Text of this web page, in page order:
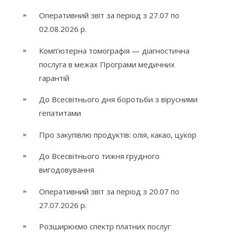
Оперативний звіт за період з 27.07 по
02.08.2026 р.
Комп’ютерна томографія — діагностична
послуга в межах Програми медичних
гарантій
До Всесвітнього дня боротьби з вірусними
гепатитами
Про закупівлю продуктів: олія, какао, цукор
До Всесвітнього тижня грудного
вигодовування
Оперативний звіт за період з 20.07 по
27.07.2026 р.
Розширюємо спектр платних послуг